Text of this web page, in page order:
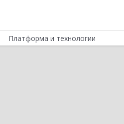
Платформа и технологии